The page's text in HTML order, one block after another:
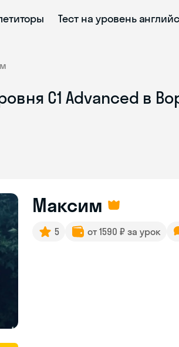
Тест на уровень
C1 Advanced в
Максим
5 от 1590 ₽ за урок